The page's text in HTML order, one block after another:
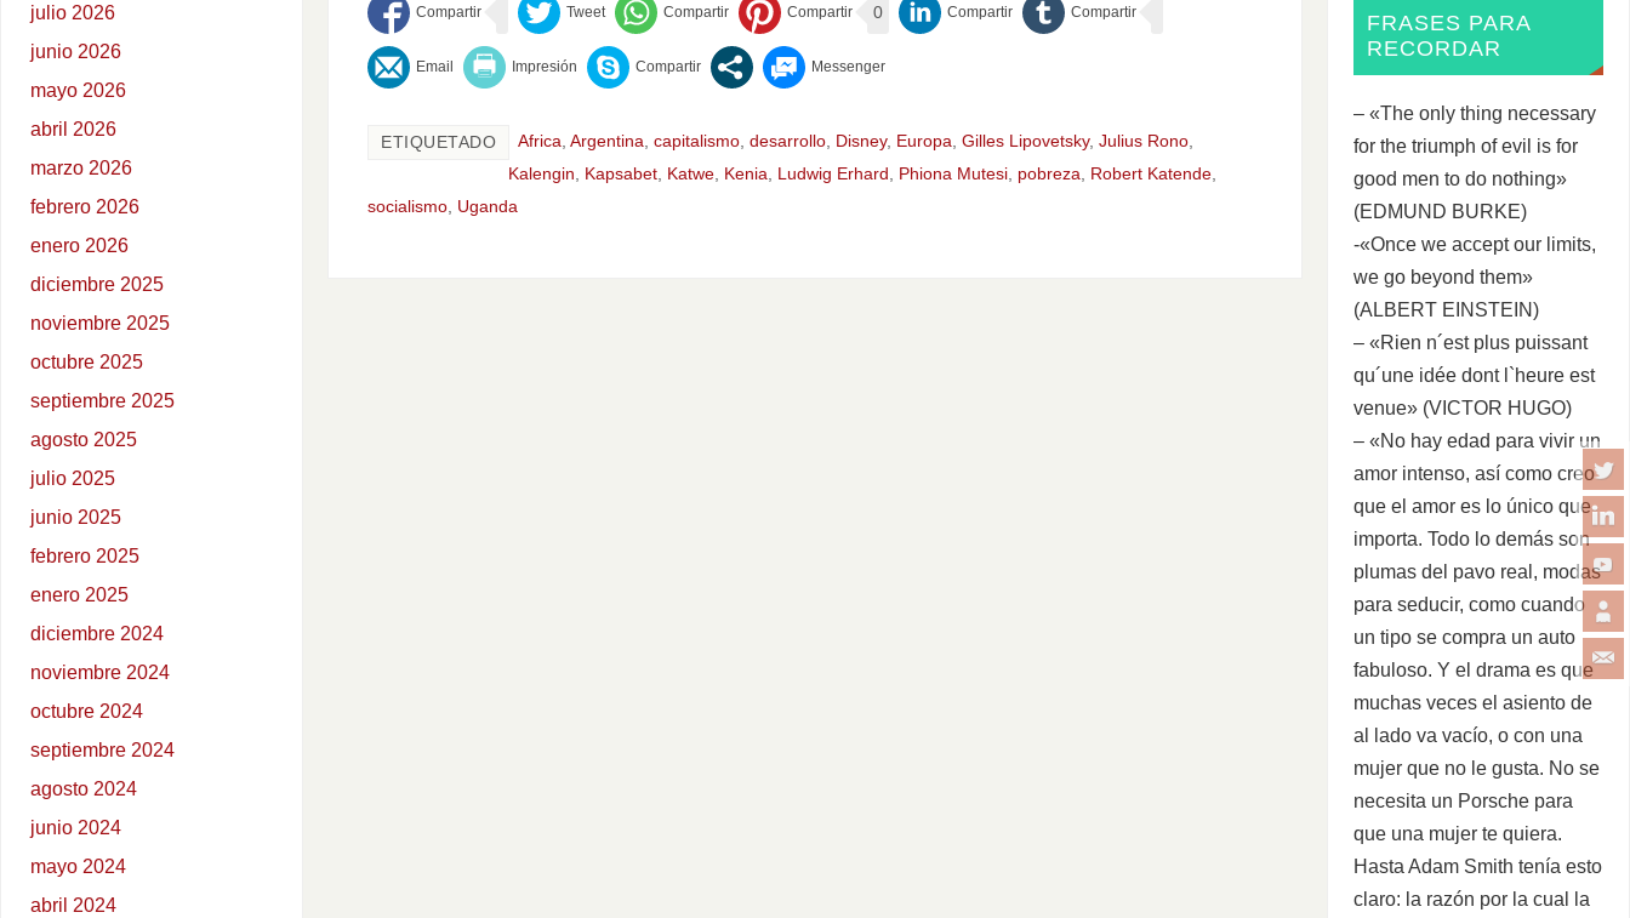
0
ETIQUETADO Africa Argentina capitalismo desarrollo Disney, Europa Gilles Lipovetsky, Julius Rono
Kalengin
Kapsabet Katwe Kenia Ludwig Erhard Phiona Mutesi pobreza Robert Katende
socialismo Uganda
julio 2026
junio 2026
mayo 2026
abril 2026
marzo 2026
febrero 2026
enero 2026
diciembre 2025
noviembre 2025
octubre 2025
septiembre 2025
agosto 2025
julio 2025
junio 2025
febrero 2025
enero 2025
diciembre 2024
noviembre 2024
octubre 2024
septiembre 2024
agosto 2024
junio 2024
mayo 2024
abril 2024
FRASES PARA
RECORDAR
– «The only thing necessary
for the triumph of evil is for
good men to do nothing»
(EDMUND BURKE)
-«Once we accept our limits,
we go beyond them»
(ALBERT EINSTEIN)
– «Rien n´est plus puissant
qu´une idée dont l`heure est
venue» (VICTOR HUGO)
– «No hay edad para vivir un
amor intenso, así como creo
que el amor es lo único que
importa. Todo lo demás son
plumas del pavo real, modas
para seducir, como cuando
un tipo se compra un auto
fabuloso. Y el drama es que
muchas veces el asiento de
al lado va vacío, o con una
mujer que no le gusta. No se
necesita un Porsche para
que una mujer te quiera.
Hasta Adam Smith tenía esto
claro: la razón por la cual la